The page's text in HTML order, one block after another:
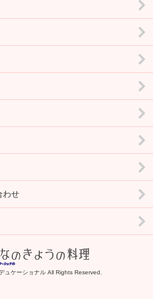
わせ
ケーショナル All Rights Reserved.